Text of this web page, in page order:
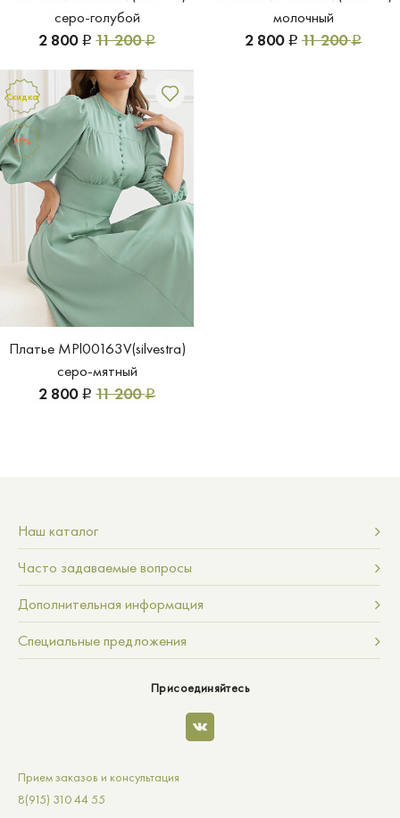
серо-голубой
2 800 Р 11 200Р
молочный
2 800 Р 11 200Р
Платье MPl00163V(silvestra)
серо-мятный
2 800 Р 11 200Р
Скидка
75%
Наш каталог
Часто задаваемые вопросы
Дополнительная информация
Специальные предложения
Присоединяйтесь
Прием заказов и консультация
8(915) 310 44 55